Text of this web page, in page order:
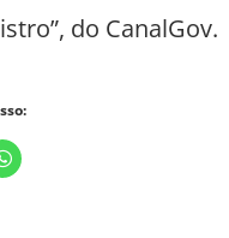
do CanalGov.